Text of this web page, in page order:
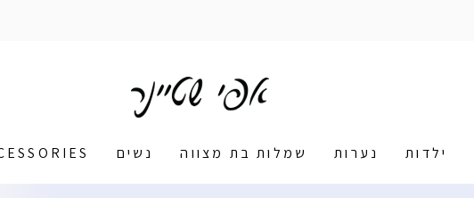
ילדות נערות שמלות בת מצווה נשים